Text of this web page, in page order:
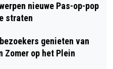
nieuwe Pas-op-pop
straten
genieten van
Zomer op het Plein